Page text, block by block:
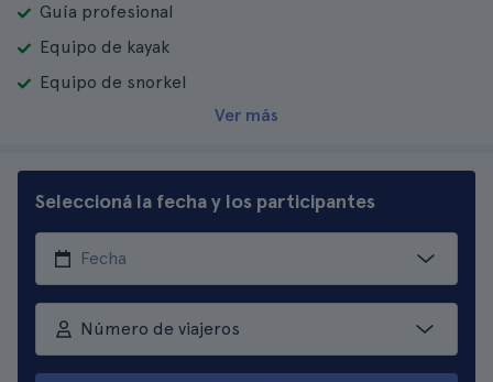
Guía profesional
Equipo de kayak
Equipo de snorkel
Ver más
Seleccioná la fecha y los participantes
Número de viajeros